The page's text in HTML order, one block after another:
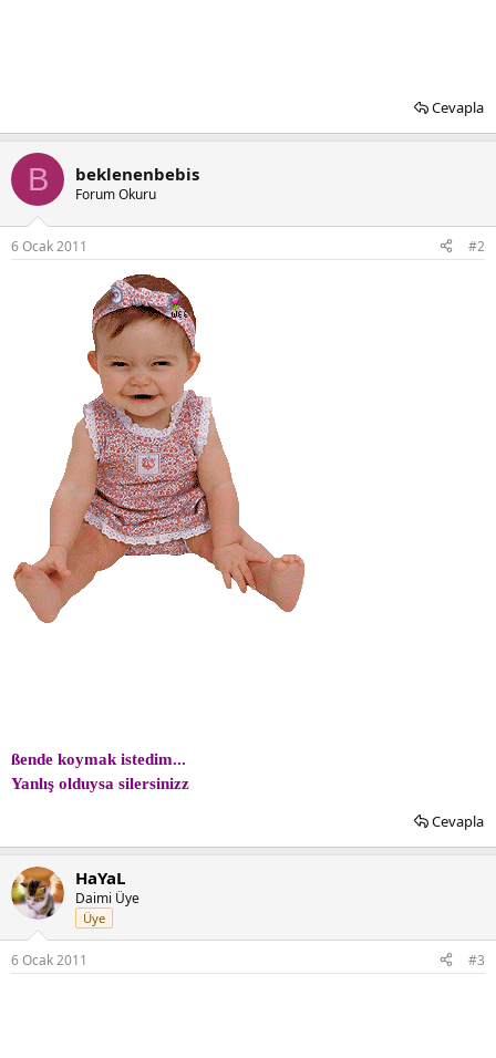
Cevapla
B beklenenbebis
Forum Okuru
6 Ocak 2011 #2
ßende koymak istedim...
Yanlış olduysa silersinizz
Cevapla
HaYaL
Daimi Üye
Üye
6 Ocak 2011 #3